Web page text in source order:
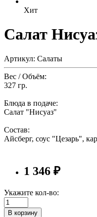
Хит
Салат
Артикул: Салаты
Вес / Объём:
327 гр.
Блюда в подаче:
Салат "Нисуаз"
Состав:
Айсберг, соус "Цезарь",
1 346 ₽
Укажите кол-во:
В корзину